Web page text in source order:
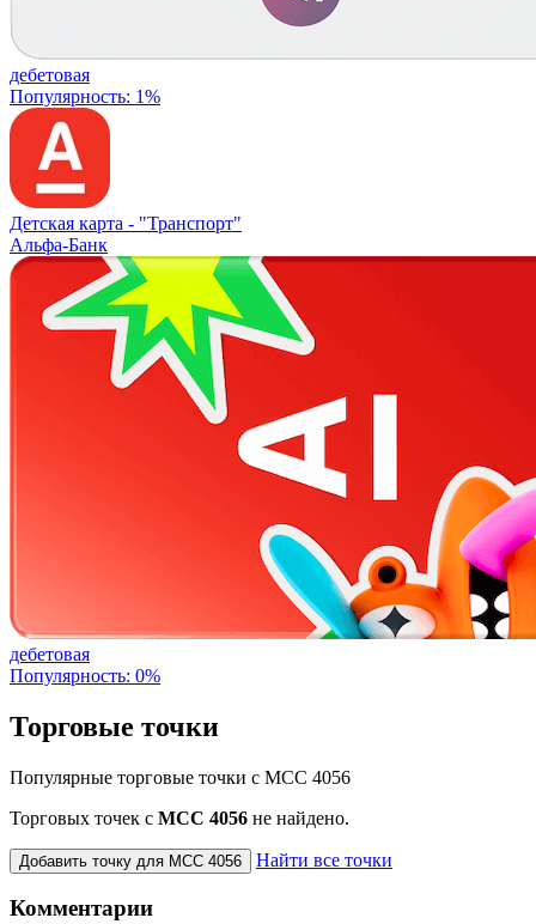
дебетовая
Популярность: 1%
Детская карта - "Транспорт"
Альфа-Банк
дебетовая
Популярность: 0%
Торговые точки
Популярные торговые точки с MCC 4056
Торговых точек с МСС 4056 не найдено.
Добавить точку для MCC 4056 Найти все точки
Комментарии